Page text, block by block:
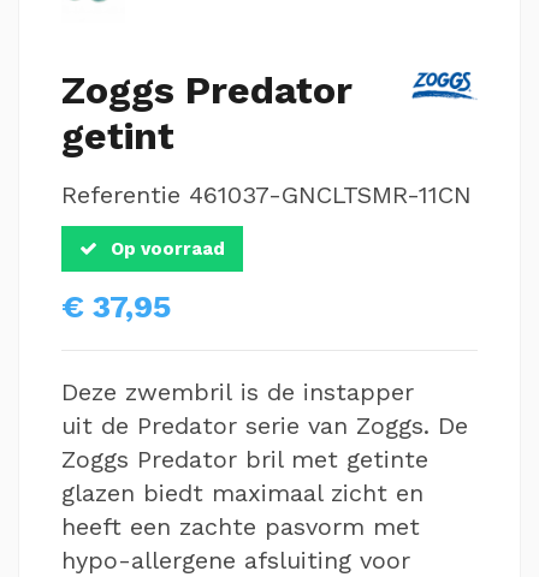
Zoggs Predator
getint
Referentie 461037-GNCLTSMR-11CN
Op voorraad
€ 37,95
Deze zwembril is de instapper
uit de Predator serie van Zoggs. De
Zoggs Predator bril met getinte
glazen biedt maximaal zicht en
heeft een zachte pasvorm met
hypo-allergene afsluiting voor